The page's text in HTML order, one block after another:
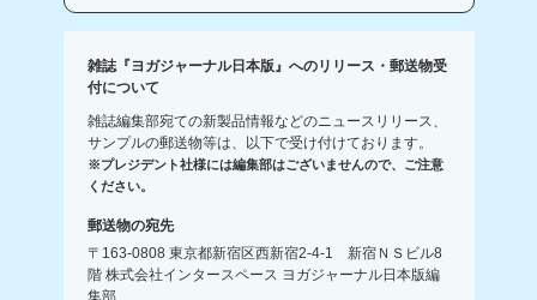
雑誌『ヨガジャーナル日本版』へのリリース・郵送物受
付について
雑誌編集部宛ての新製品情報などのニュースリリース、
サンプルの郵送物等は、以下で受け付けております。
※プレジデント社様には編集部はございませんので、ご注意
ください。
郵送物の宛先
〒163-0808 東京都新宿区西新宿2-4-1 新宿ＮＳビル8
階 株式会社インタースペース ヨガジャーナル日本版編
集部